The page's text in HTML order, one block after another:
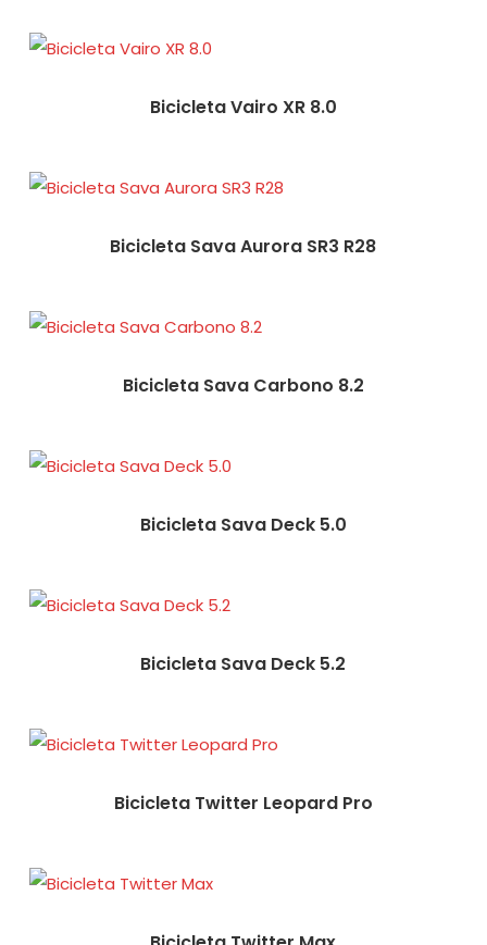
Bicicleta Vairo XR 8.0
Bicicleta Sava Aurora SR3 R28
Bicicleta Sava Carbono 8.2
Bicicleta Sava Deck 5.0
Bicicleta Sava Deck 5.2
Bicicleta Twitter Leopard Pro